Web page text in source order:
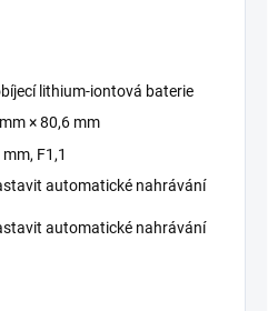
lithium-iontová baterie
× 80,6 mm
F1,1
automatické nahrávání
automatické nahrávání